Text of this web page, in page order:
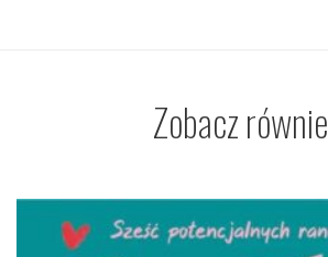
Zobacz